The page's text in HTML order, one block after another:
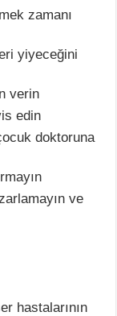
zamanı
yiyeceğini
verin
edin
doktoruna
ve
hastalarının